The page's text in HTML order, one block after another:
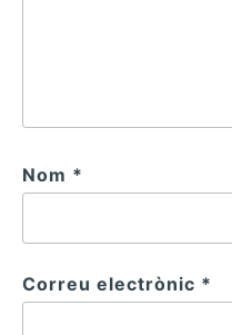
Nom *
Correu electrònic *